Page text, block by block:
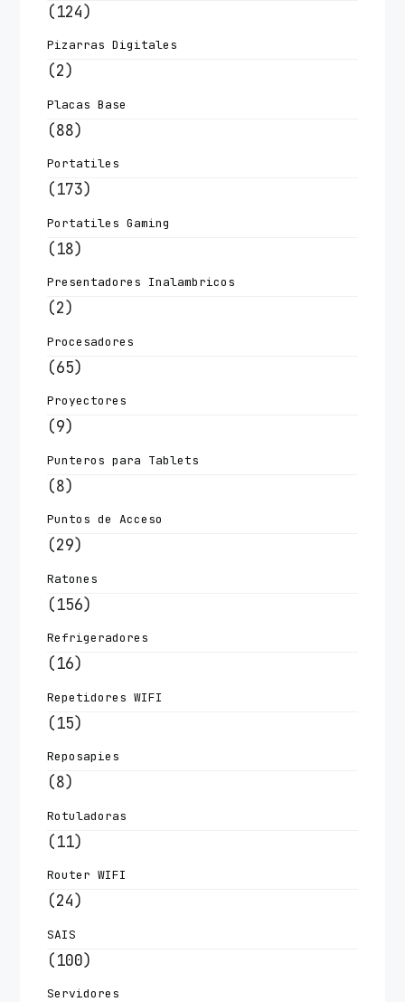
(124)
Pizarras Digitales
(2)
Placas Base
(88)
Portatiles
(173)
Portatiles Gaming
(18)
Presentadores Inalambricos
(2)
Procesadores
(65)
Proyectores
(9)
Punteros para Tablets
(8)
Puntos de Acceso
(29)
Ratones
(156)
Refrigeradores
(16)
Repetidores WIFI
(15)
Reposapies
(8)
Rotuladoras
(11)
Router WIFI
(24)
SAIS
(100)
Servidores